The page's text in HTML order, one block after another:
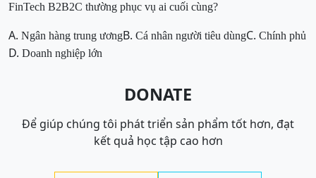
FinTech B2B2C thường phục vụ ai cuối cùng?
A. Ngân hàng trung ươngB. Cá nhân người tiêu dùngC. Chính phủ
D. Doanh nghiệp lớn
DONATE
Để giúp chúng tôi phát triển sản phẩm tốt hơn, đạt
kết quả học tập cao hơn